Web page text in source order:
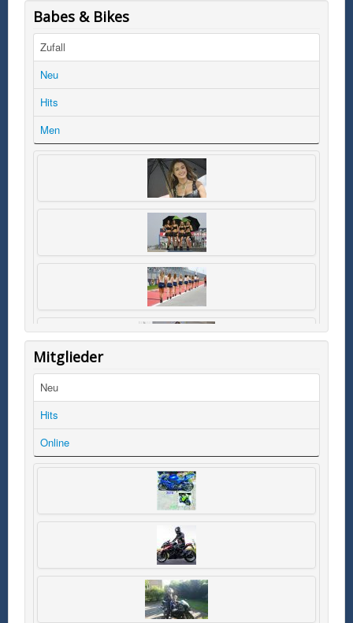
Babes & Bikes
Zufall
Neu
Hits
Men
Mitglieder
Neu
Hits
Online